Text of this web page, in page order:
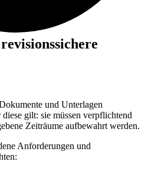
und Unterlagen
gilt: sie müssen verpflichtend
Zeiträume aufbewahrt werden.
Anforderungen und